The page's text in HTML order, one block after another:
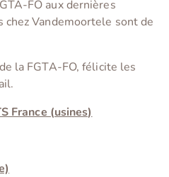
FO aux dernières
Vandemoortele sont de
la FGTA-FO, félicite les
France (usines)